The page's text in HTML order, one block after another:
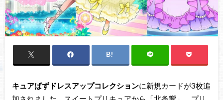
キュアぱずドレスアップコレクションに新規カードが3枚追